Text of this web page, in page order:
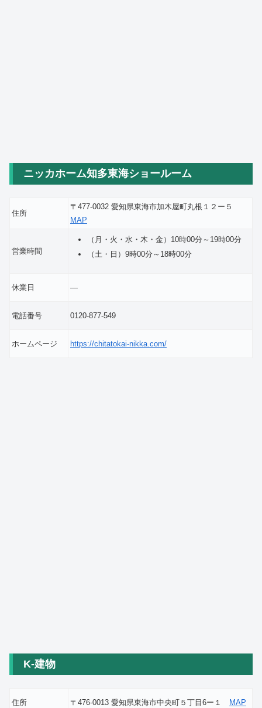
ニッカホーム知多東海ショールーム
住所
〒477-0032 愛知県東海市加木屋町丸根１２ー５
MAP
営業時間
（月・火・水・木・金）10時00分～19時00分
（土・日）9時00分～18時00分
休業日 ―
電話番号 0120-877-549
ホームページ https://chitatokai-nikka.com/
K-建物
住所 〒476-0013 愛知県東海市中央町５丁目6ー１ MAP